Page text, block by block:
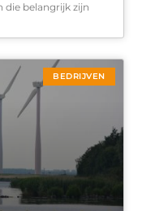
belangrijk zijn
BEDRIJVEN